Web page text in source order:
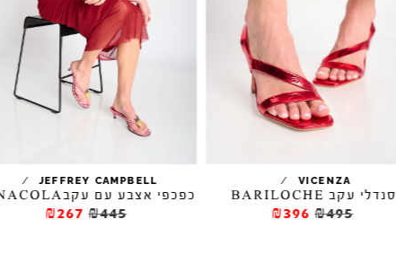
VICENZA
/
סנדלי עקב BARILOCHE
₪495
₪396
JEFFREY CAMPBELL
/
כפכפי אצבע עם עקבPINACOLA
₪445
₪267